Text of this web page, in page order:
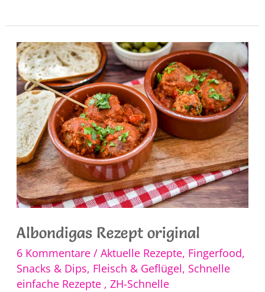
Rezept
Albondigas Rezept original
6 Kommentare / Aktuelle Rezepte, Fingerfood,
Snacks & Dips, Fleisch & Geflügel, Schnelle
einfache Rezepte , ZH-Schnelle